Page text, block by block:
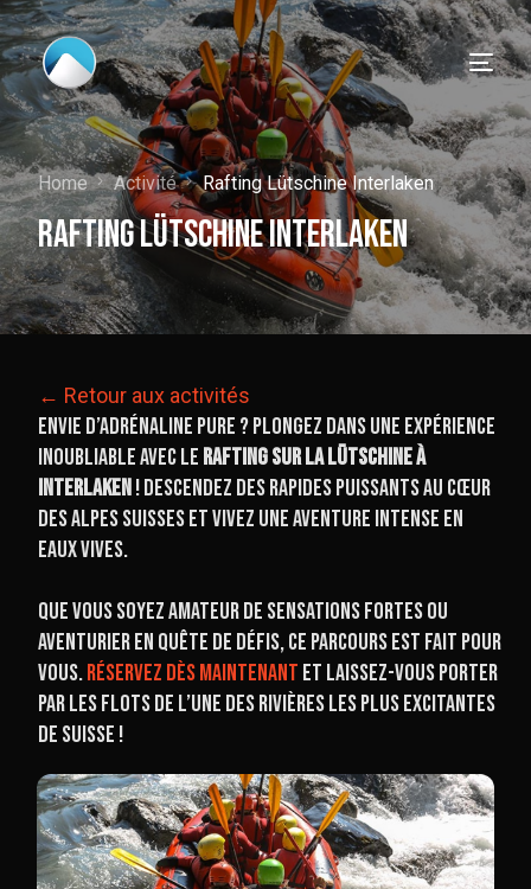
Home Activité Rafting Lütschine Interlaken
Rafting Lütschine Interlaken
← Retour aux activités
Envie d’adrénaline pure ? Plongez dans une expérience
inoubliable avec le rafting sur la Lütschine à
Interlaken! Descendez des rapides puissants au cœur
des Alpes suisses et vivez une aventure intense en
eaux vives.
Que vous soyez amateur de sensations fortes ou
aventurier en quête de défis, ce parcours est fait pour
vous.Réservez dès maintenant et laissez-vous porter
par les flots de l’une des rivières les plus excitantes
de Suisse !
Français